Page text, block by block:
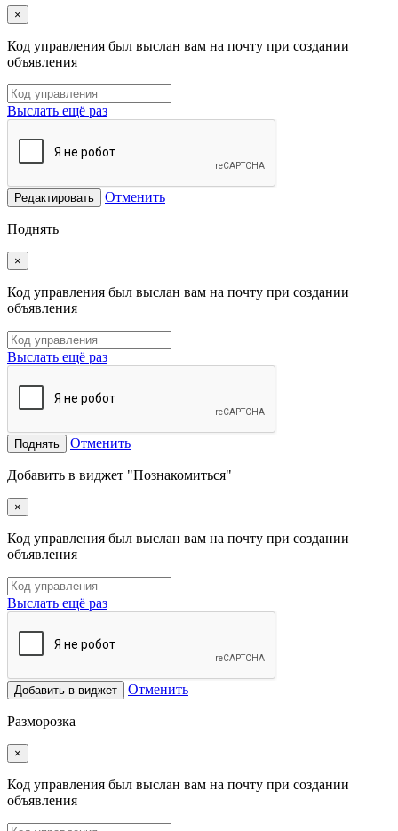
×
Код управления был выслан вам на почту при создании
объявления
Выслать ещё раз
Редактировать Отменить
Поднять
×
Код управления был выслан вам на почту при создании
объявления
Выслать ещё раз
Поднять Отменить
Добавить в виджет "Познакомиться"
×
Код управления был выслан вам на почту при создании
объявления
Выслать ещё раз
Добавить в виджет Отменить
Разморозка
×
Код управления был выслан вам на почту при создании
объявления